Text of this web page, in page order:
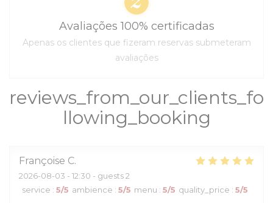
reviews_from_our_clients_fo
llowing_booking
Françoise C
2026-08-03 - 12:30 - guests 2
service : 5/5 ambience : 5/5 menu : 5/5 quality_price : 5/5
Avaliações 100% certificadas
Apenas os clientes que fizeram reservas submeteram
avaliações